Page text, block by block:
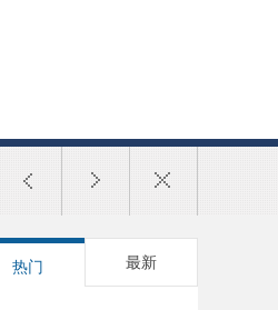
热门 最新